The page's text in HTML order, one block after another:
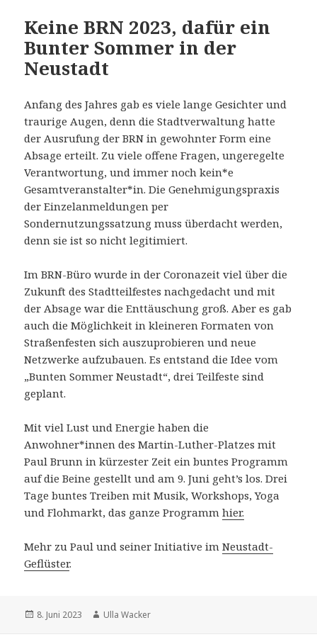
Keine BRN 2023, dafür ein
Bunter Sommer in der
Neustadt
Anfang des Jahres gab es viele lange Gesichter und
traurige Augen, denn die Stadtverwaltung hatte
der Ausrufung der BRN in gewohnter Form eine
Absage erteilt. Zu viele offene Fragen, ungeregelte
Verantwortung, und immer noch kein*e
Gesamtveranstalter*in. Die Genehmigungspraxis
der Einzelanmeldungen per
Sondernutzungssatzung muss überdacht werden,
denn sie ist so nicht legitimiert.
Im BRN-Büro wurde in der Coronazeit viel über die
Zukunft des Stadtteilfestes nachgedacht und mit
der Absage war die Enttäuschung groß. Aber es gab
auch die Möglichkeit in kleineren Formaten von
Straßenfesten sich auszuprobieren und neue
Netzwerke aufzubauen. Es entstand die Idee vom
„Bunten Sommer Neustadt“, drei Teilfeste sind
geplant.
Mit viel Lust und Energie haben die
Anwohner*innen des Martin-Luther-Platzes mit
Paul Brunn in kürzester Zeit ein buntes Programm
auf die Beine gestellt und am 9. Juni geht’s los. Drei
Tage buntes Treiben mit Musik, Workshops, Yoga
und Flohmarkt, das ganze Programmhier.
Mehr zu Paul und seiner Initiative imNeustadt-
Geflüster.
Veröffentlicht
8. Juni 2023 Autor
Ulla Wacker